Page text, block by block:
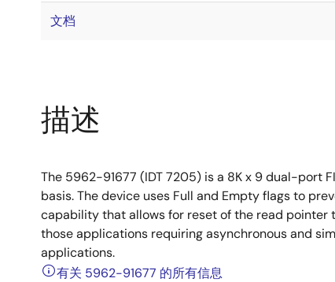
文档
描述
The 5962-91677 (IDT 7205) is a 8K x 9 dual-
basis. The device uses Full and Empty flags to
capability that allows for reset of the read pointer
those applications requiring asynchronous and
applications.
有关 5962-91677 的所有信息